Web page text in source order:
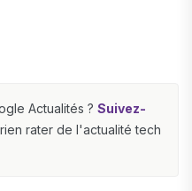
Actualités ? Suivez-
rater de l'actualité tech